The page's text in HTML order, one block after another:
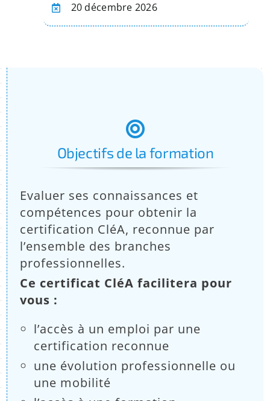
20 décembre 2026
Objectifs de la formation
Evaluer ses connaissances et
compétences pour obtenir la
certification CléA, reconnue par
l’ensemble des branches
professionnelles.
Ce certificat CléA facilitera pour
vous :
l’accès à un emploi par une
certification reconnue
une évolution professionnelle ou
une mobilité